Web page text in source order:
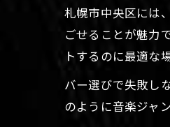
札幌市中央区には
ごせることが魅力
トするのに最適な
バー選びで失敗し
のように音楽ジャ